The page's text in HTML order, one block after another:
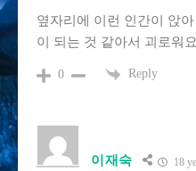
옆자리에 이런 인간이 앉
이 되는 것 같아서 괴로워
0 Reply
이재숙 18